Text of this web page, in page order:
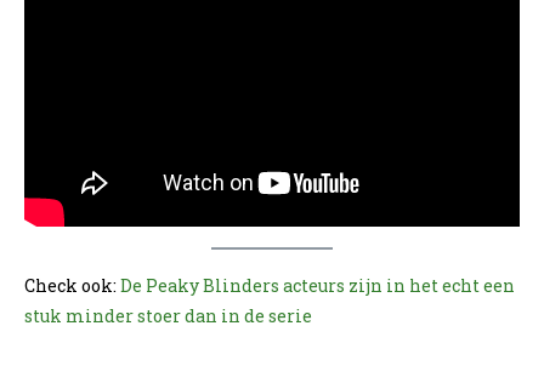
Check ook: De Peaky Blinders acteurs zijn in het echt een
stuk minder stoer dan in de serie